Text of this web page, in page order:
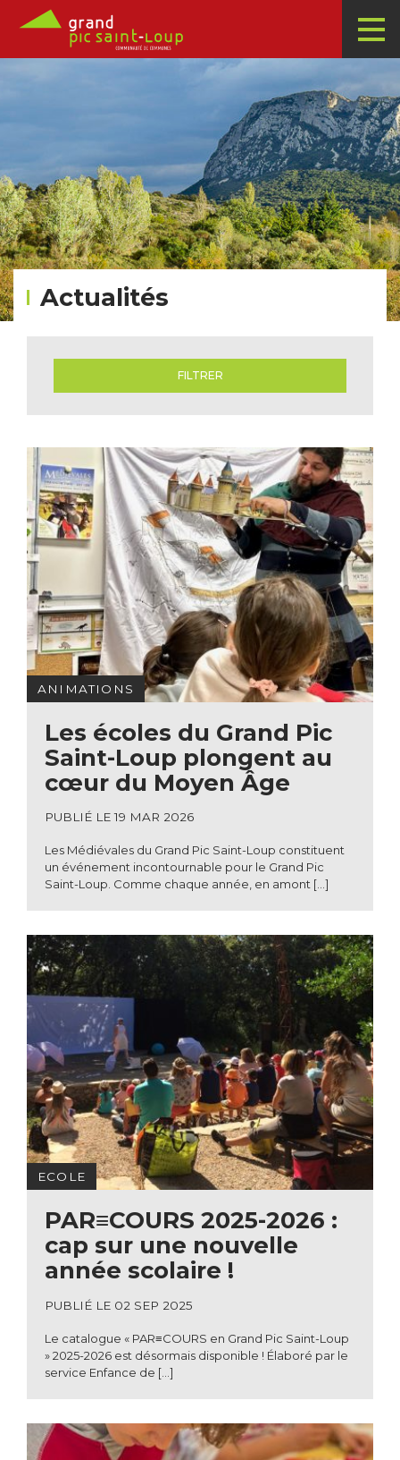
Actualités
FILTRER
ANIMATIONS
Les écoles du Grand Pic
Saint-Loup plongent au
cœur du Moyen Âge
PUBLIÉ LE 19 MAR 2026
Les Médiévales du Grand Pic Saint-Loup constituent
un événement incontournable pour le Grand Pic
Saint-Loup. Comme chaque année, en amont […]
ECOLE
PAR≡COURS 2025-2026 :
cap sur une nouvelle
année scolaire !
PUBLIÉ LE 02 SEP 2025
Le catalogue « PAR≡COURS en Grand Pic Saint-Loup
» 2025-2026 est désormais disponible ! Élaboré par le
service Enfance de […]